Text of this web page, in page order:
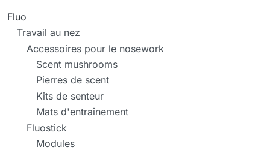
Fluo
Travail au nez
Accessoires pour le nosework
Scent mushrooms
Pierres de scent
Kits de senteur
Mats d'entraînement
Fluostick
Modules